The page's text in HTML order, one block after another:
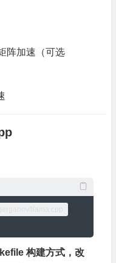
阵加速（可选
llama.cpp
构建方式，改